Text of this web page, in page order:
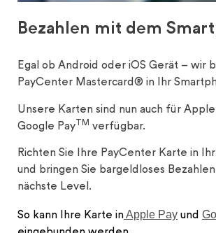
Bezahlen mit dem
Egal ob Android oder iOS Gerät – wir
PayCenter Mastercard® in Ihr
Unsere Karten sind nun auch für Apple
Google PayTM verfügbar.
Richten Sie Ihre PayCenter Karte in
und bringen Sie bargeldloses
nächste Level.
So kann Ihre Karte inApple Pay und